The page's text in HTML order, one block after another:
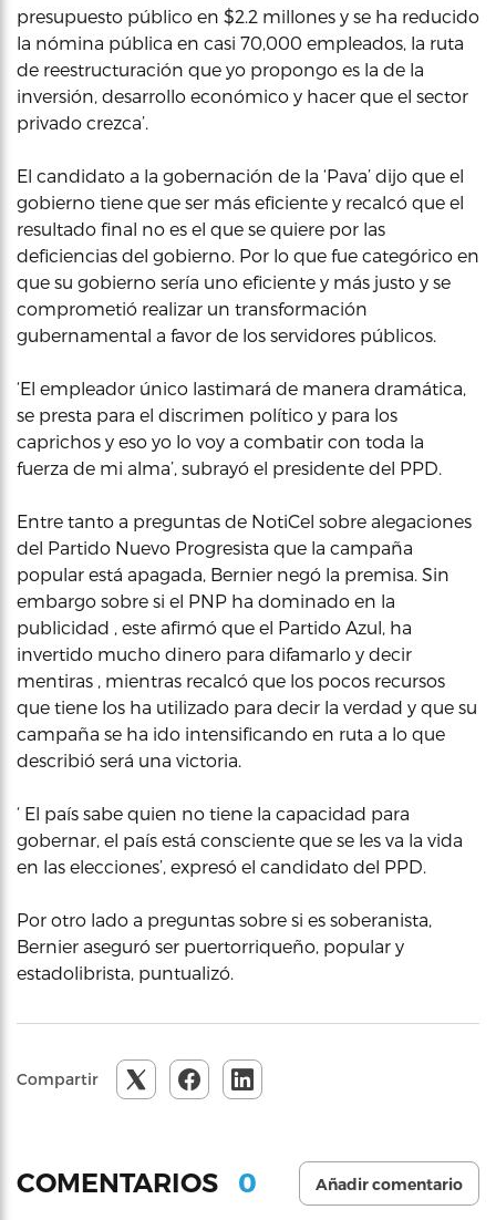
presupuesto público en $2.2 millones y se ha reducido
la nómina pública en casi 70,000 empleados, la ruta
de reestructuración que yo propongo es la de la
inversión, desarrollo económico y hacer que el sector
privado crezca’.
El candidato a la gobernación de la ‘Pava’ dijo que el
gobierno tiene que ser más eficiente y recalcó que el
resultado final no es el que se quiere por las
deficiencias del gobierno. Por lo que fue categórico en
que su gobierno sería uno eficiente y más justo y se
comprometió realizar un transformación
gubernamental a favor de los servidores públicos.
‘El empleador único lastimará de manera dramática,
se presta para el discrimen político y para los
caprichos y eso yo lo voy a combatir con toda la
fuerza de mi alma’, subrayó el presidente del PPD.
Entre tanto a preguntas de NotiCel sobre alegaciones
del Partido Nuevo Progresista que la campaña
popular está apagada, Bernier negó la premisa. Sin
embargo sobre si el PNP ha dominado en la
publicidad , este afirmó que el Partido Azul, ha
invertido mucho dinero para difamarlo y decir
mentiras , mientras recalcó que los pocos recursos
que tiene los ha utilizado para decir la verdad y que su
campaña se ha ido intensificando en ruta a lo que
describió será una victoria.
‘ El país sabe quien no tiene la capacidad para
gobernar, el país está consciente que se les va la vida
en las elecciones’, expresó el candidato del PPD.
Por otro lado a preguntas sobre si es soberanista,
Bernier aseguró ser puertorriqueño, popular y
estadolibrista, puntualizó.
Compartir
COMENTARIOS 0 Añadir comentario